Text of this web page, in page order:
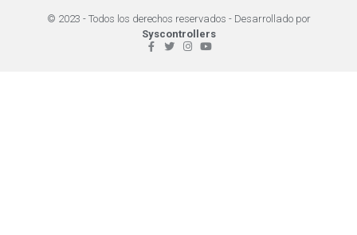
© 2023 - Todos los derechos reservados - Desarrollado por
Syscontrollers